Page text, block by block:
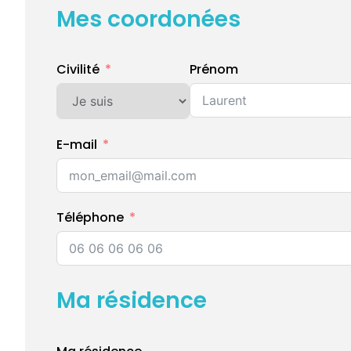
Mes coordonées
Civilité Prénom
E-mail
Téléphone
Ma résidence